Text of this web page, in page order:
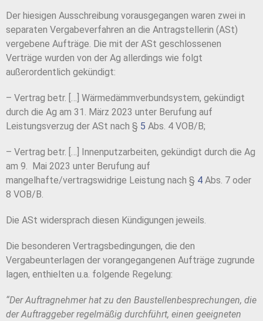
Der hiesigen Ausschreibung vorausgegangen waren zwei in
separaten Vergabeverfahren an die Antragstellerin (ASt)
vergebene Aufträge. Die mit der ASt geschlossenen
Verträge wurden von der Ag allerdings wie folgt
außerordentlich gekündigt:
– Vertrag betr. […] Wärmedämmverbundsystem, gekündigt
durch die Ag am 31. März 2023 unter Berufung auf
Leistungsverzug der ASt nach § 5 Abs. 4 VOB/B;
– Vertrag betr. […] Innenputzarbeiten, gekündigt durch die Ag
am 9. Mai 2023 unter Berufung auf
mangelhafte/vertragswidrige Leistung nach § 4 Abs. 7 oder
8 VOB/B.
Die ASt widersprach diesen Kündigungen jeweils.
Die besonderen Vertragsbedingungen, die den
Vergabeunterlagen der vorangegangenen Aufträge zugrunde
lagen, enthielten u.a. folgende Regelung:
“Der Auftragnehmer hat zu den Baustellenbesprechungen, die
der Auftraggeber regelmäßig durchführt, einen geeigneten